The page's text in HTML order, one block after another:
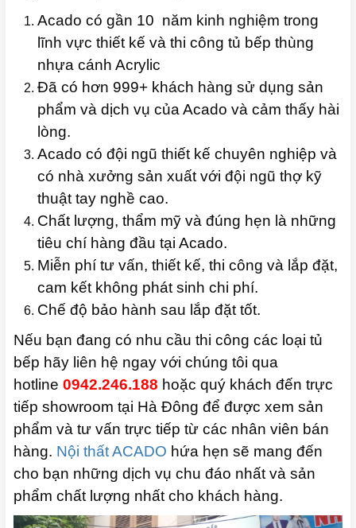
Acado có gần 10 năm kinh nghiệm trong
lĩnh vực thiết kế và thi công tủ bếp thùng
nhựa cánh Acrylic
Đã có hơn 999+ khách hàng sử dụng sản
phẩm và dịch vụ của Acado và cảm thấy hài
lòng.
Acado có đội ngũ thiết kế chuyên nghiệp và
có nhà xưởng sản xuất với đội ngũ thợ kỹ
thuật tay nghề cao.
Chất lượng, thẩm mỹ và đúng hẹn là những
tiêu chí hàng đầu tại Acado.
Miễn phí tư vấn, thiết kế, thi công và lắp đặt,
cam kết không phát sinh chi phí.
Chế độ bảo hành sau lắp đặt tốt.
Nếu bạn đang có nhu cầu thi công các loại tủ
bếp hãy liên hệ ngay với chúng tôi qua
hotline 0942.246.188 hoặc quý khách đến trực
tiếp showroom tại Hà Đông để được xem sản
phẩm và tư vấn trực tiếp từ các nhân viên bán
hàng. Nội thất ACADO hứa hẹn sẽ mang đến
cho bạn những dịch vụ chu đáo nhất và sản
phẩm chất lượng nhất cho khách hàng.